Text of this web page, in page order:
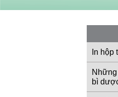
In hộp
bì